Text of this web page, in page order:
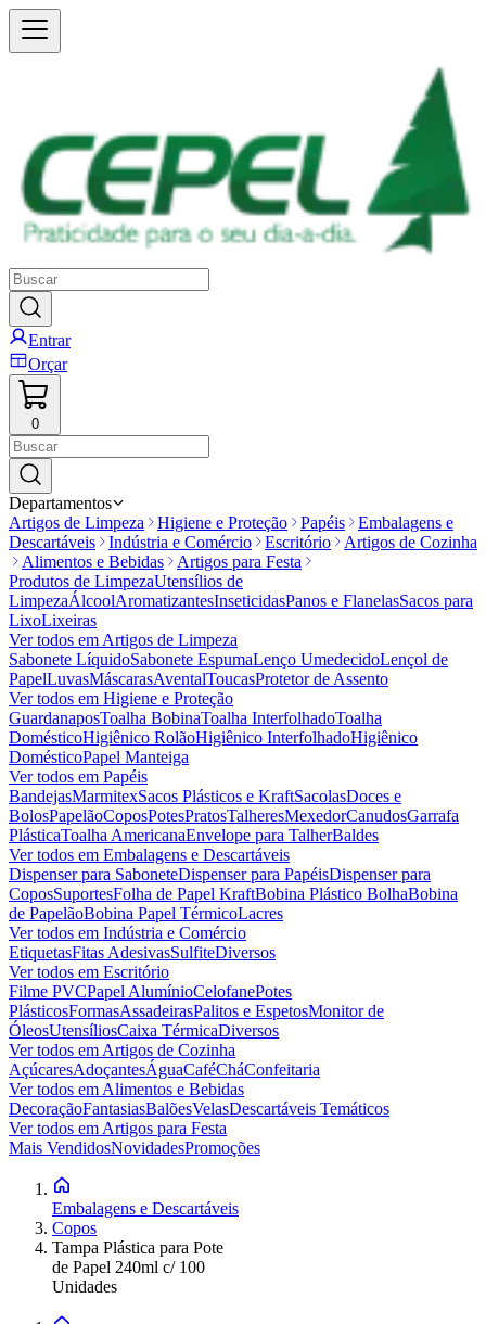
Entrar
Orçar
0
Departamentos
Artigos de Limpeza
Higiene e Proteção Papéis
Embalagens e
Descartáveis
Indústria e Comércio Escritório
Artigos de Cozinha
Alimentos e Bebidas
Artigos para Festa
Produtos de LimpezaUtensílios de
LimpezaÁlcoolAromatizantesInseticidasPanos e FlanelasSacos para
LixoLixeiras
Ver todos em Artigos de Limpeza
Sabonete LíquidoSabonete EspumaLenço UmedecidoLençol de
PapelLuvasMáscarasAventalToucasProtetor de Assento
Ver todos em Higiene e Proteção
GuardanaposToalha BobinaToalha InterfolhadoToalha
DomésticoHigiênico RolãoHigiênico InterfolhadoHigiênico
DomésticoPapel Manteiga
Ver todos em Papéis
BandejasMarmitexSacos Plásticos e KraftSacolasDoces e
BolosPapelãoCoposPotesPratosTalheresMexedorCanudosGarrafa
PlásticaToalha AmericanaEnvelope para TalherBaldes
Ver todos em Embalagens e Descartáveis
Dispenser para SaboneteDispenser para PapéisDispenser para
CoposSuportesFolha de Papel KraftBobina Plástico BolhaBobina
de PapelãoBobina Papel TérmicoLacres
Ver todos em Indústria e Comércio
EtiquetasFitas AdesivasSulfiteDiversos
Ver todos em Escritório
Filme PVCPapel AlumínioCelofanePotes
PlásticosFormasAssadeirasPalitos e EspetosMonitor de
ÓleosUtensíliosCaixa TérmicaDiversos
Ver todos em Artigos de Cozinha
AçúcaresAdoçantesÁguaCaféCháConfeitaria
Ver todos em Alimentos e Bebidas
DecoraçãoFantasiasBalõesVelasDescartáveis Temáticos
Ver todos em Artigos para Festa
Mais VendidosNovidadesPromoções
Embalagens e Descartáveis
Copos
Tampa Plástica para Pote
de Papel 240ml c/ 100
Unidades